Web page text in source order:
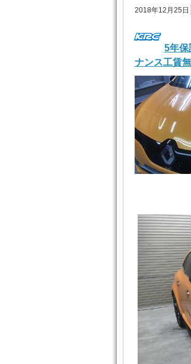
2018年12月25日
5年
ナンス工賃